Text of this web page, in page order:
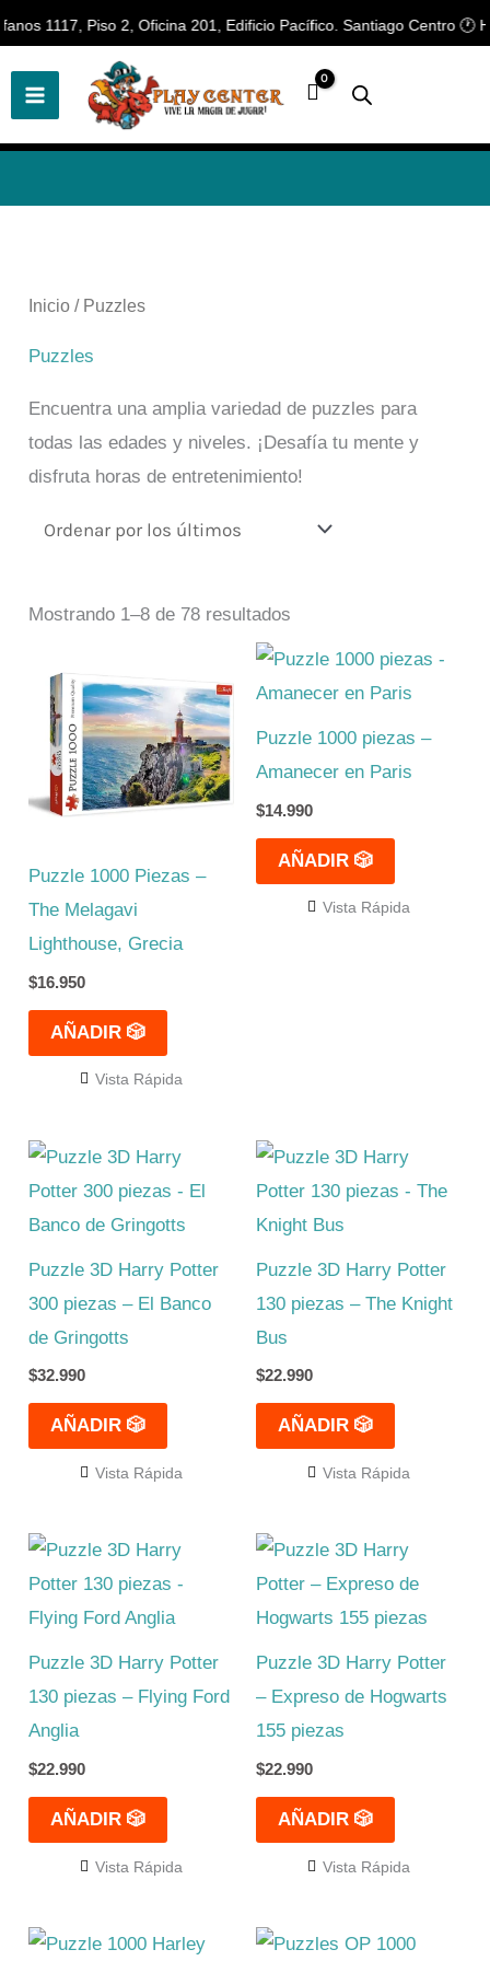
1117, Piso 2, Oficina 201, Edificio Pacífico. Santiago Centro 🕐
Ir
al
contenido
Inicio / Puzzles
Puzzles
Encuentra una amplia variedad de puzzles para
todas las edades y niveles. ¡Desafía tu mente y
disfruta horas de entretenimiento!
Mostrando 1–8 de 78 resultados
Puzzle 1000 Piezas –
The Melagavi
Lighthouse, Grecia
$16.950
AÑADIR 🎲
Vista Rápida
Puzzle 1000 piezas –
Amanecer en Paris
$14.990
AÑADIR 🎲
Vista Rápida
Puzzle 3D Harry Potter
300 piezas – El Banco
de Gringotts
$32.990
AÑADIR 🎲
Vista Rápida
Puzzle 3D Harry Potter
130 piezas – The Knight
Bus
$22.990
AÑADIR 🎲
Vista Rápida
Puzzle 3D Harry Potter
130 piezas – Flying Ford
Anglia
$22.990
AÑADIR 🎲
Vista Rápida
Puzzle 3D Harry Potter
– Expreso de Hogwarts
155 piezas
$22.990
AÑADIR 🎲
Vista Rápida
🎲¡Descubre nuestras increíbles
ofertas!🎲
📢 ¡OFERTAS! 🔥